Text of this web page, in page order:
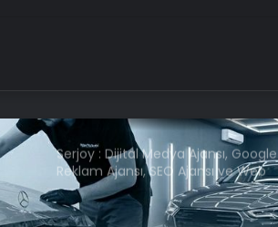
Serjoy : Dijital Medya Ajansı, Google
Reklam Ajansı, SEO Ajansı ve Web
Tasarım Ajansı